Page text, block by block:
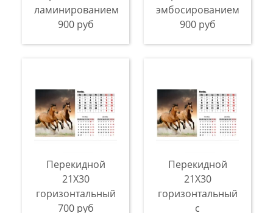
ламинированием
900 руб
эмбосированием
900 руб
Перекидной
21X30
горизонтальный
700 руб
Перекидной
21X30
горизонтальный
с